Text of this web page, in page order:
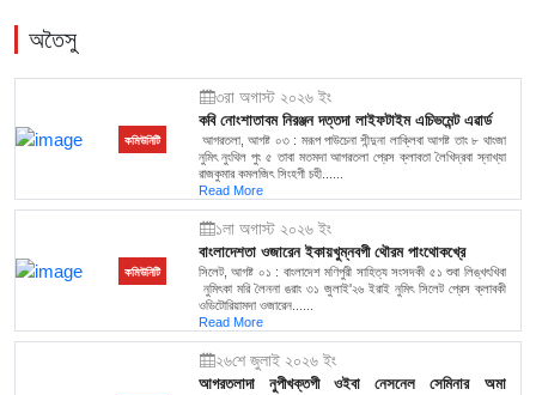
অতৈসু
কমিউনিটি
৩রা অগাস্ট ২০২৬ ইং
কবি নোংশাতাবম নিরঞ্জন দত্তদা লাইফটাইম এচিভমেন্ট এৱার্ড
আগরতলা, আগষ্ট ০৩ : মরূপ পাউচেনা শীন্দুনা লাক্লিবা আগষ্ট তাং ৮ থাংজা
নুমিৎ নুংথিল পুং ৫ তাবা মতমদা আগরতলা প্রেস ক্লাবতা লৈখিদ্রবা স্নাখ্যা
রাজকুমার কমলজিৎ সিংহগী চহী......
Read More
কমিউনিটি
১লা অগাস্ট ২০২৬ ইং
বাংলাদেশতা ওজারেন ইকায়খুম্নবগী থৌরম পাংথোকখ্রে
সিলেট, আগষ্ট ০১ : বাংলাদেশ মণিপুরী সাহিত্য সংসদকী ৫১ শুবা লিঙ্খৎখিবা
নুমিৎকা মরি লৈননা ঙরাং ৩১ জুলাই'২৬ ইরাই নুমিৎ সিলেট প্রেস ক্লাবকী
ওডিটোরিয়ামদা ওজারেন......
Read More
২৬শে জুলাই ২০২৬ ইং
আগরতলাদা নুপীখক্তগী ওইবা নেসনেল সেমিনার অমা